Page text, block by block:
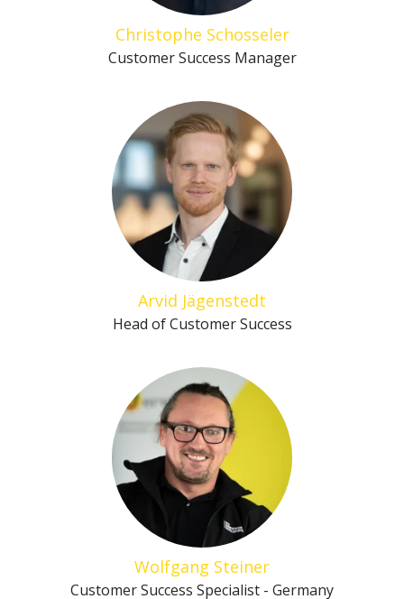
Christophe Schosseler
Customer Success Manager
Arvid Jägenstedt
Head of Customer Success
Wolfgang Steiner
Customer Success Specialist - Germany